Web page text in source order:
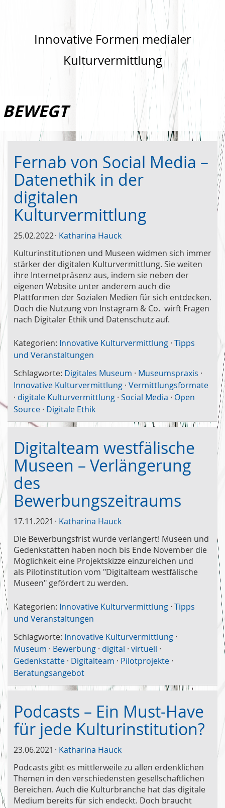
Innovative Formen medialer
Kulturvermittlung
BEWEGT
Fernab von Social Media –
Datenethik in der
digitalen
Kulturvermittlung
25.02.2022 Katharina Hauck
Kulturinstitutionen und Museen widmen sich immer
stärker der digitalen Kulturvermittlung. Sie weiten
ihre Internetpräsenz aus, indem sie neben der
eigenen Website unter anderem auch die
Plattformen der Sozialen Medien für sich entdecken.
Doch die Nutzung von Instagram & Co. wirft Fragen
nach Digitaler Ethik und Datenschutz auf.
Kategorien: Innovative Kulturvermittlung · Tipps
und Veranstaltungen
Schlagworte: Digitales Museum · Museumspraxis ·
Innovative Kulturvermittlung · Vermittlungsformate
· digitale Kulturvermittlung · Social Media · Open
Source · Digitale Ethik
Digitalteam westfälische
Museen – Verlängerung
des
Bewerbungszeitraums
17.11.2021
Katharina Hauck
Die Bewerbungsfrist wurde verlängert! Museen und
Gedenkstätten haben noch bis Ende November die
Möglichkeit eine Projektskizze einzureichen und
als Pilotinstitution vom "Digitalteam westfälische
Museen" gefördert zu werden.
Kategorien: Innovative Kulturvermittlung · Tipps
und Veranstaltungen
Schlagworte: Innovative Kulturvermittlung ·
Museum · Bewerbung · digital · virtuell ·
Gedenkstätte · Digitalteam · Pilotprojekte ·
Beratungsangebot
Podcasts – Ein Must-Have
für jede Kulturinstitution?
23.06.2021
Katharina Hauck
Podcasts gibt es mittlerweile zu allen erdenklichen
Themen in den verschiedensten gesellschaftlichen
Bereichen. Auch die Kulturbranche hat das digitale
Medium bereits für sich endeckt. Doch braucht